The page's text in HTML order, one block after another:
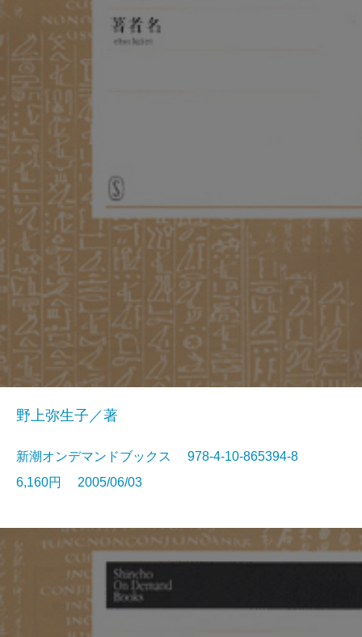
野上弥生子／著
新潮オンデマンドブックス 978-4-10-865394-8
6,160円 2005/06/03